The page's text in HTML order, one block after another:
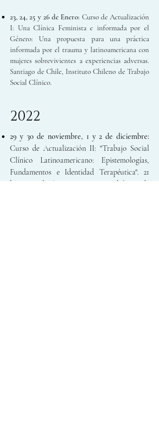
23, 24, 25 y 26 de Enero: Curso de Actualización
I: Una Clínica Feminista e informada por el
Género: Una propuesta para una práctica
informada por el trauma y latinoamericana con
mujeres sobrevivientes a experiencias adversas.
Santiago de Chile, Instituto Chileno de Trabajo
Social Clínico.
2022
29 y 30 de noviembre, 1 y 2 de diciembre:
Curso de Actualización II: "Trabajo Social
Clínico Latinoamericano: Epistemologías,
Fundamentos e Identidad Terapéutica". 21
horas pedagógicas. Instituto Chileno de